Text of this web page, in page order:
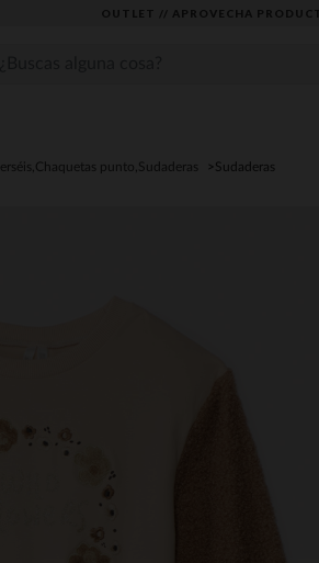
OUTLET // APROVECHA
Jerséis,Chaquetas punto,Sudaderas Sudaderas